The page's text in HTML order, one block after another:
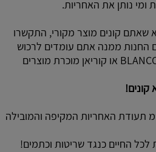
ומי נותן את האחריות.
שאתם קונים מוצר מקורי, התקשרו
ושאלו האם החנות ממנה אתם עומדים לרכוש
מוצר BLANCO , KWC, InSInkErator או קוריאן מוכרת מוצרים
קונים!
תעודת האחריות המקיפה והמובילה
לכל החיים כנגד שריטות וכתמים!